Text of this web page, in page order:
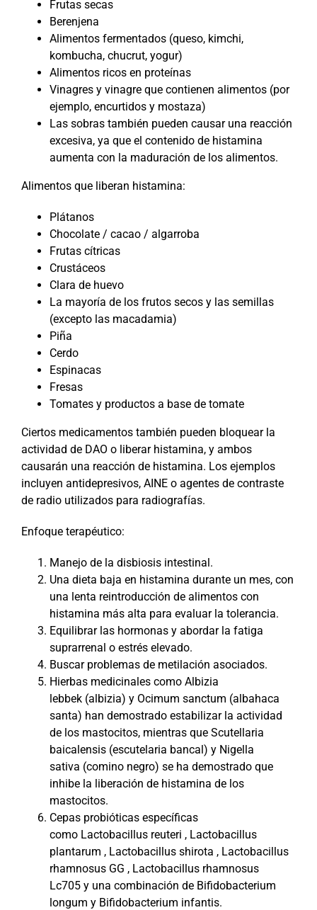
Frutas secas
Berenjena
Alimentos fermentados (queso, kimchi,
kombucha, chucrut, yogur)
Alimentos ricos en proteínas
Vinagres y vinagre que contienen alimentos (por
ejemplo, encurtidos y mostaza)
Las sobras también pueden causar una reacción
excesiva, ya que el contenido de histamina
aumenta con la maduración de los alimentos.
Alimentos que liberan histamina:
Plátanos
Chocolate / cacao / algarroba
Frutas cítricas
Crustáceos
Clara de huevo
La mayoría de los frutos secos y las semillas
(excepto las macadamia)
Piña
Cerdo
Espinacas
Fresas
Tomates y productos a base de tomate
Ciertos medicamentos también pueden bloquear la
actividad de DAO o liberar histamina, y ambos
causarán una reacción de histamina. Los ejemplos
incluyen antidepresivos, AINE o agentes de contraste
de radio utilizados para radiografías.
Enfoque terapéutico:
Manejo de la disbiosis intestinal.
Una dieta baja en histamina durante un mes, con
una lenta reintroducción de alimentos con
histamina más alta para evaluar la tolerancia.
Equilibrar las hormonas y abordar la fatiga
suprarrenal o estrés elevado.
Buscar problemas de metilación asociados.
Hierbas medicinales como Albizia
lebbek (albizia) y Ocimum sanctum (albahaca
santa) han demostrado estabilizar la actividad
de los mastocitos, mientras que Scutellaria
baicalensis (escutelaria bancal) y Nigella
sativa (comino negro) se ha demostrado que
inhibe la liberación de histamina de los
mastocitos.
Cepas probióticas específicas
como Lactobacillus reuteri , Lactobacillus
plantarum , Lactobacillus shirota , Lactobacillus
rhamnosus GG , Lactobacillus rhamnosus
Lc705 y una combinación de Bifidobacterium
longum y Bifidobacterium infantis.